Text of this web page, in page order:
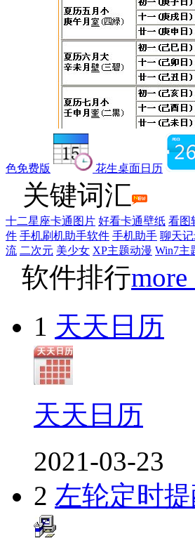
色免费版 花生桌面日历
关键词汇
十二星座卡通图片 好看卡通壁纸 看图
件 手机刷机助手软件 手机助手 聊天
流 二次元 美少女 XP主题动漫 Win7主
软件排行more
1 天天日历
天天日历
2021-03-23
2 左轮定时